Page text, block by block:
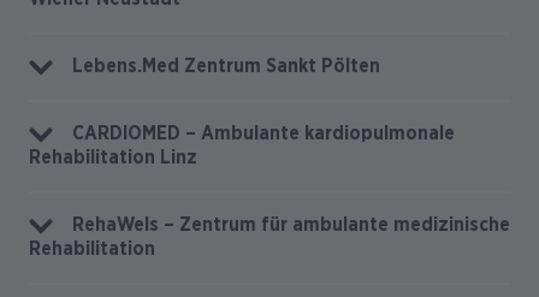
Lebens.Med Zentrum Sankt Pölten
CARDIOMED – Ambulante kardiopulmonale
Rehabilitation Linz
RehaWels – Zentrum für ambulante medizinische
Rehabilitation